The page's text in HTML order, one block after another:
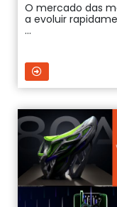
O mercado das
a evoluir
...